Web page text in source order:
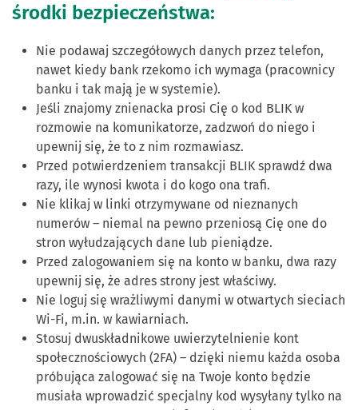
środki bezpieczeństwa:
Nie podawaj szczegółowych danych przez telefon,
nawet kiedy bank rzekomo ich wymaga (pracownicy
banku i tak mają je w systemie).
Jeśli znajomy znienacka prosi Cię o kod BLIK w
rozmowie na komunikatorze, zadzwoń do niego i
upewnij się, że to z nim rozmawiasz.
Przed potwierdzeniem transakcji BLIK sprawdź dwa
razy, ile wynosi kwota i do kogo ona trafi.
Nie klikaj w linki otrzymywane od nieznanych
numerów – niemal na pewno przeniosą Cię one do
stron wyłudzających dane lub pieniądze.
Przed zalogowaniem się na konto w banku, dwa razy
upewnij się, że adres strony jest właściwy.
Nie loguj się wrażliwymi danymi w otwartych sieciach
Wi-Fi, m.in. w kawiarniach.
Stosuj dwuskładnikowe uwierzytelnienie kont
społecznościowych (2FA) – dzięki niemu każda osoba
próbująca zalogować się na Twoje konto będzie
musiała wprowadzić specjalny kod wysyłany tylko na